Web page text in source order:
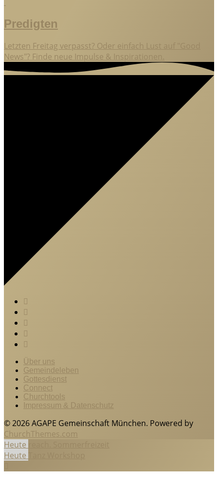
Predigten
Letzten Freitag verpasst? Oder einfach Lust auf "Good
News"? Finde neue Impulse & Inspirationen.
Über uns
Gemeindeleben
Gottesdienst
Connect
Churchtools
Impressum & Datenschutz
© 2026 AGAPE Gemeinschaft München. Powered by
ChurchThemes.com
Heute
Heute